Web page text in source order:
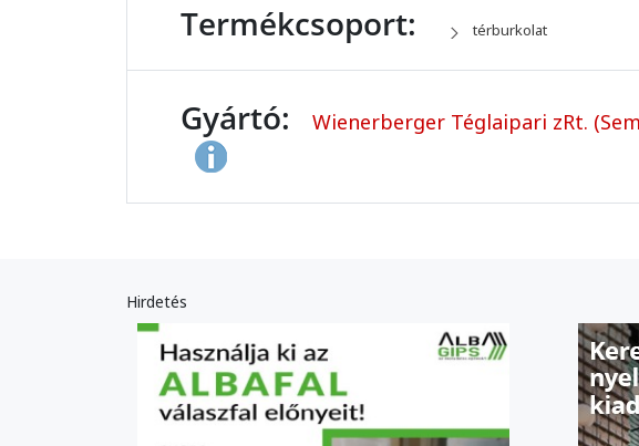
Termékcsoport: térburkolat
Gyártó: Wienerberger Téglaipari zRt.
Hirdetés